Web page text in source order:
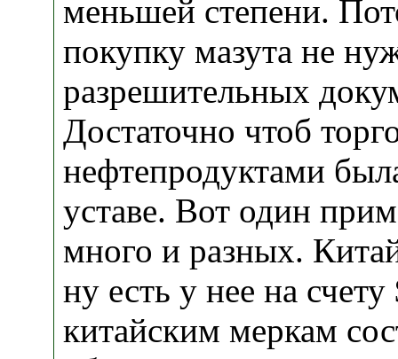
меньшей степени.
покупку мазута не
разрешительных
Достаточно чтоб
нефтепродуктами
уставе. Вот один
много и разных.
ну есть у нее на
китайским меркам